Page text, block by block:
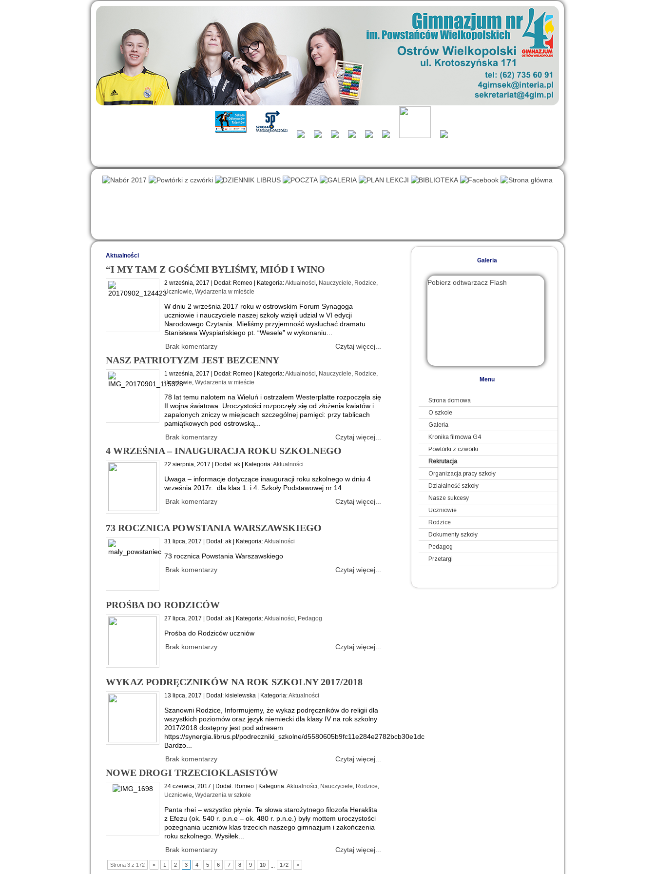
Aktualności
“I MY TAM Z GOŚĆMI BYLIŚMY, MIÓD I WINO
2 września, 2017 | Dodał: Romeo | Kategoria:Aktualności, Nauczyciele, Rodzice,
Uczniowie, Wydarzenia w mieście
W dniu 2 września 2017 roku w ostrowskim Forum Synagoga
uczniowie i nauczyciele naszej szkoły wzięli udział w VI edycji
Narodowego Czytania. Mieliśmy przyjemność wysłuchać dramatu
Stanisława Wyspiańskiego pt. “Wesele” w wykonaniu...
Brak komentarzy
Czytaj więcej...
NASZ PATRIOTYZM JEST BEZCENNY
1 września, 2017 | Dodał: Romeo | Kategoria:Aktualności, Nauczyciele, Rodzice,
Uczniowie, Wydarzenia w mieście
78 lat temu nalotem na Wieluń i ostrzałem Westerplatte rozpoczęła się
II wojna światowa. Uroczystości rozpoczęły się od złożenia kwiatów i
zapalonych zniczy w miejscach szczególnej pamięci: przy tablicach
pamiątkowych pod ostrowską...
Brak komentarzy
Czytaj więcej...
4 WRZEŚNIA – INAUGURACJA ROKU SZKOLNEGO
22 sierpnia, 2017 | Dodał: ak | Kategoria:Aktualności
Uwaga – informacje dotyczące inauguracji roku szkolnego w dniu 4
września 2017r. dla klas 1. i 4. Szkoły Podstawowej nr 14
Brak komentarzy
Czytaj więcej...
73 ROCZNICA POWSTANIA WARSZAWSKIEGO
31 lipca, 2017 | Dodał: ak | Kategoria:Aktualności
73 rocznica Powstania Warszawskiego
Brak komentarzy
Czytaj więcej...
PROŚBA DO RODZICÓW
27 lipca, 2017 | Dodał: ak | Kategoria:Aktualności, Pedagog
Prośba do Rodziców uczniów
Brak komentarzy
Czytaj więcej...
WYKAZ PODRĘCZNIKÓW NA ROK SZKOLNY 2017/2018
13 lipca, 2017 | Dodał: kisielewska | Kategoria:Aktualności
Szanowni Rodzice, Informujemy, że wykaz podręczników do religii dla
wszystkich poziomów oraz język niemiecki dla klasy IV na rok szkolny
2017/2018 dostępny jest pod adresem
https://synergia.librus.pl/podreczniki_szkolne/d5580605b9fc11e284e2782bcb30e1dc
Bardzo...
Brak komentarzy
Czytaj więcej...
NOWE DROGI TRZECIOKLASISTÓW
24 czerwca, 2017 | Dodał: Romeo | Kategoria:Aktualności, Nauczyciele, Rodzice,
Uczniowie, Wydarzenia w szkole
Panta rhei – wszystko płynie. Te słowa starożytnego filozofa Heraklita
z Efezu (ok. 540 r. p.n.e – ok. 480 r. p.n.e.) były mottem uroczystości
pożegnania uczniów klas trzecich naszego gimnazjum i zakończenia
roku szkolnego. Wysiłek...
Brak komentarzy
Czytaj więcej...
Strona 3 z 172 < 1 2 3 4 5 6 7 8 9 10 172 >
Galeria
Pobierz odtwarzacz Flash
Menu
Strona domowa
O szkole
Galeria
Kronika filmowa G4
Powtórki z czwórki
Rekrutacja
Organizacja pracy szkoły
Działalność szkoły
Nasze sukcesy
Uczniowie
Rodzice
Dokumenty szkoły
Pedagog
Przetargi